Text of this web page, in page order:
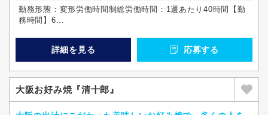
勤務形態：変形労働時間制総労働時間：1週あたり40時間【勤
務時間】6...
詳細を見る 応募する
大阪お好み焼『清十郎』